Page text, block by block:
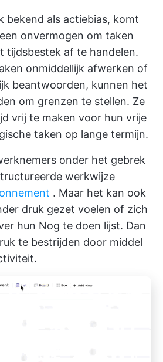
bekend als actiebias, komt
onvermogen om taken
tijdsbestek af te handelen.
onmiddellijk afwerken of
beantwoorden, kunnen het
om grenzen te stellen. Ze
vrij te maken voor hun vrije
taken op lange termijn.
onder het gebrek
werkwijze
. Maar het kan ook
druk gezet voelen of zich
hun Nog te doen lijst. Dan
te bestrijden door middel